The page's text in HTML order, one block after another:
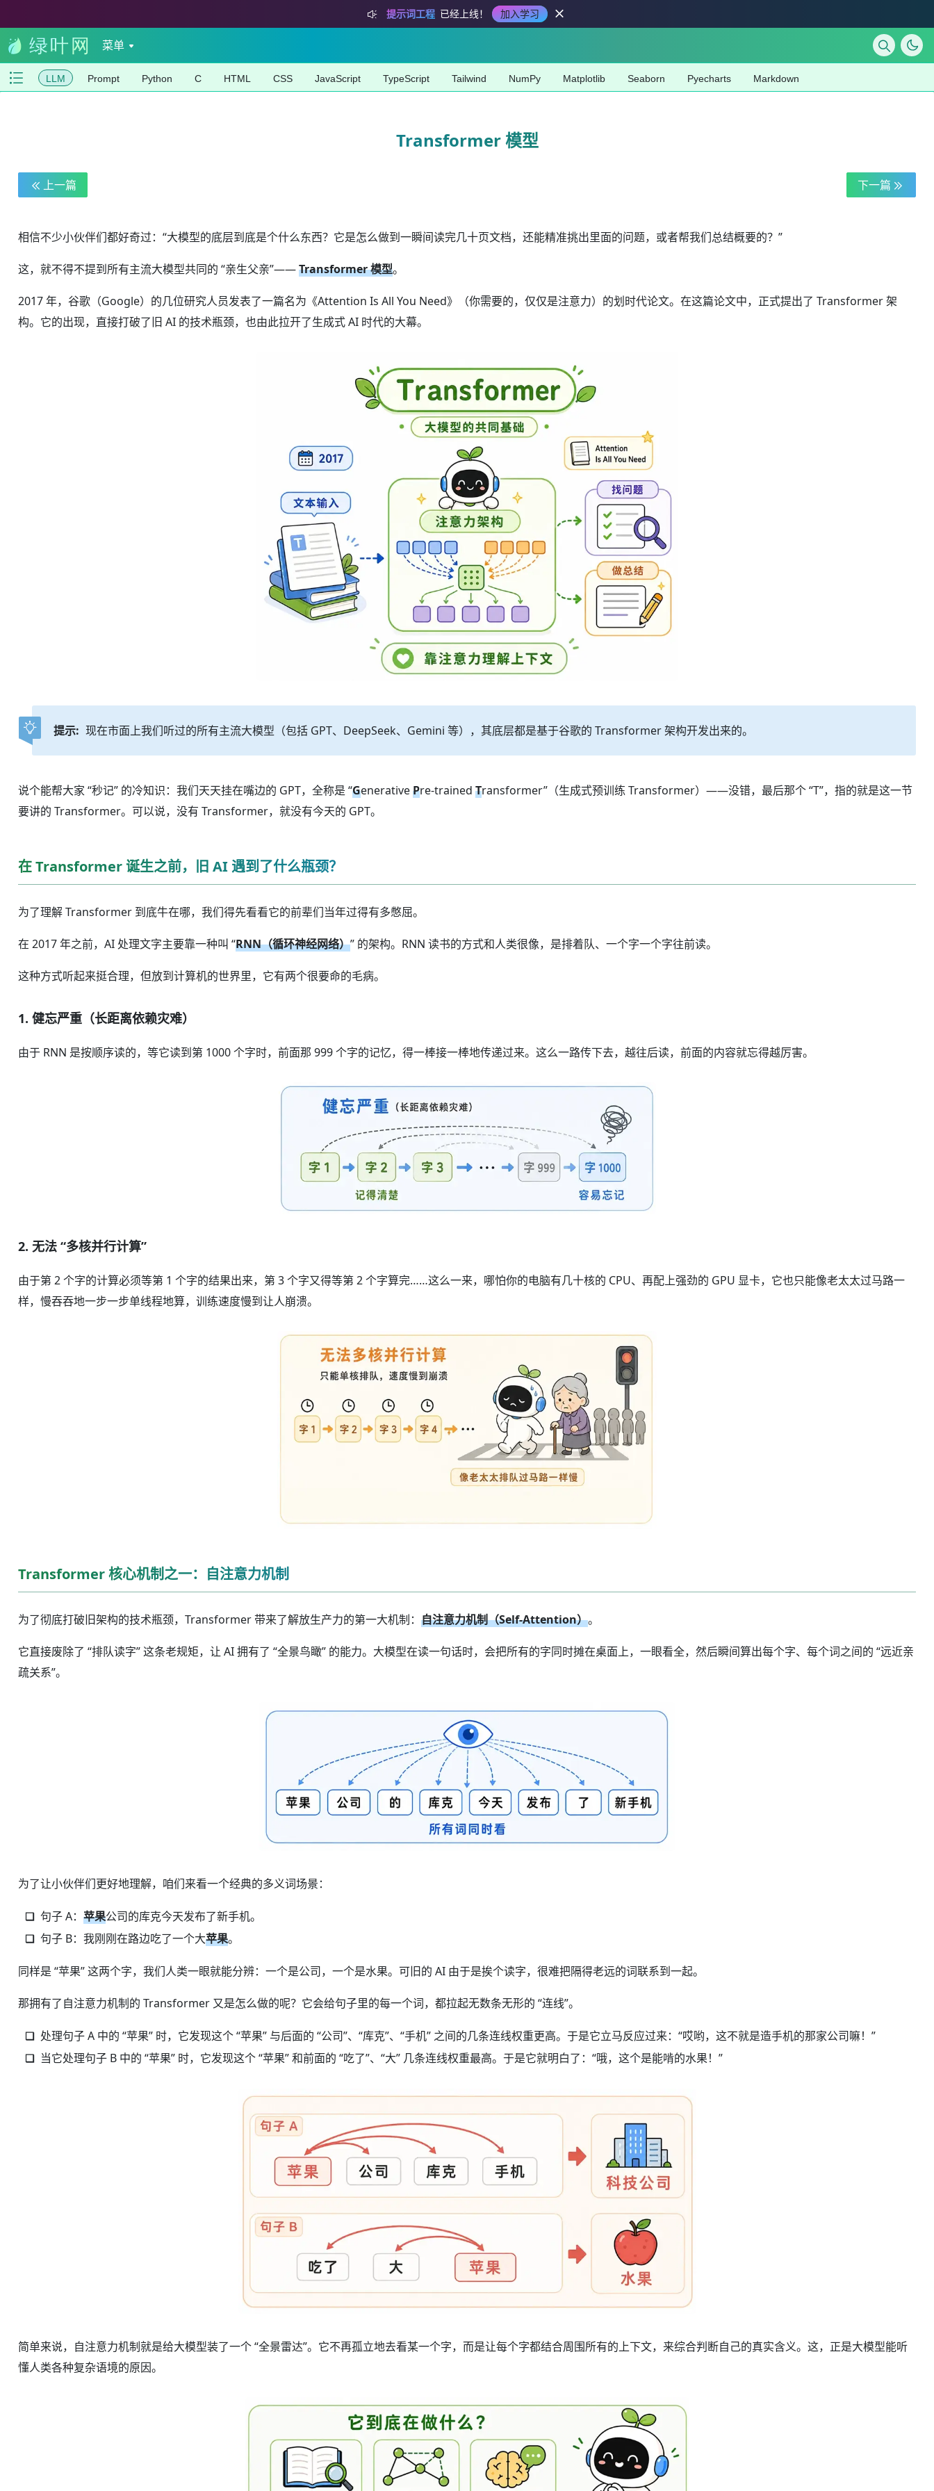
提示词工程 已经上线！ 加入学习
菜单
LLM Prompt Python C HTML CSS JavaScript TypeScript Tailwind NumPy Matplotlib Seaborn Pyecharts Markdown
Transformer 模型
上一篇 下一篇
相信不少小伙伴们都好奇过：“大模型的底层到底是个什么东西？它是怎么做到一瞬间读完几十页文档，还能精准挑出里面的问题，或者帮我们总结概要的？”
这，就不得不提到所有主流大模型共同的 “亲生父亲”——Transformer 模型。
2017 年，谷歌（Google）的几位研究人员发表了一篇名为《Attention Is All You Need》（你需要的，仅仅是注意力）的划时代论文。在这篇论文中，正式提出了 Transformer 架
构。它的出现，直接打破了旧 AI 的技术瓶颈，也由此拉开了生成式 AI 时代的大幕。
提示: 现在市面上我们听过的所有主流大模型（包括 GPT、DeepSeek、Gemini 等），其底层都是基于谷歌的 Transformer 架构开发出来的。
说个能帮大家 “秒记” 的冷知识：我们天天挂在嘴边的 GPT，全称是 “GenerativePre-trained Transformer”（生成式预训练 Transformer）——没错，最后那个 “T”，指的就是这一节
要讲的 Transformer。可以说，没有 Transformer，就没有今天的 GPT。
在 Transformer 诞生之前，旧 AI 遇到了什么瓶颈？
为了理解 Transformer 到底牛在哪，我们得先看看它的前辈们当年过得有多憋屈。
在 2017 年之前，AI 处理文字主要靠一种叫 “RNN（循环神经网络）” 的架构。RNN 读书的方式和人类很像，是排着队、一个字一个字往前读。
这种方式听起来挺合理，但放到计算机的世界里，它有两个很要命的毛病。
1. 健忘严重（长距离依赖灾难）
由于 RNN 是按顺序读的，等它读到第 1000 个字时，前面那 999 个字的记忆，得一棒接一棒地传递过来。这么一路传下去，越往后读，前面的内容就忘得越厉害。
2. 无法 “多核并行计算”
由于第 2 个字的计算必须等第 1 个字的结果出来，第 3 个字又得等第 2 个字算完……这么一来，哪怕你的电脑有几十核的 CPU、再配上强劲的 GPU 显卡，它也只能像老太太过马路一
样，慢吞吞地一步一步单线程地算，训练速度慢到让人崩溃。
Transformer 核心机制之一：自注意力机制
为了彻底打破旧架构的技术瓶颈，Transformer 带来了解放生产力的第一大机制： 自注意力机制（Self-Attention）。
它直接废除了 “排队读字” 这条老规矩，让 AI 拥有了 “全景鸟瞰” 的能力。大模型在读一句话时，会把所有的字同时摊在桌面上，一眼看全，然后瞬间算出每个字、每个词之间的 “远近亲
疏关系”。
为了让小伙伴们更好地理解，咱们来看一个经典的多义词场景：
句子 A： 苹果公司的库克今天发布了新手机。
句子 B：我刚刚在路边吃了一个大苹果。
同样是 “苹果” 这两个字，我们人类一眼就能分辨：一个是公司，一个是水果。可旧的 AI 由于是挨个读字，很难把隔得老远的词联系到一起。
那拥有了自注意力机制的 Transformer 又是怎么做的呢？它会给句子里的每一个词，都拉起无数条无形的 “连线”。
处理句子 A 中的 “苹果” 时，它发现这个 “苹果” 与后面的 “公司”、“库克”、“手机” 之间的几条连线权重更高。于是它立马反应过来：“哎哟，这不就是造手机的那家公司嘛！”
当它处理句子 B 中的 “苹果” 时，它发现这个 “苹果” 和前面的 “吃了”、“大” 几条连线权重最高。于是它就明白了：“哦，这个是能啃的水果！”
简单来说，自注意力机制就是给大模型装了一个 “全景雷达”。它不再孤立地去看某一个字，而是让每个字都结合周围所有的上下文，来综合判断自己的真实含义。这，正是大模型能听
懂人类各种复杂语境的原因。